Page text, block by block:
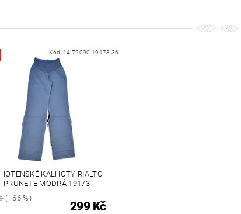
Kód: 14.72090.19173.36
KALHOTY RIALTO
PRUNETE MODRÁ 19173
(–66 %)
299 Kč